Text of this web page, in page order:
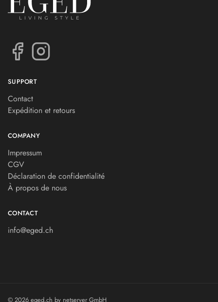
SUPPORT
Contact
Expédition et retours
COMPANY
Impressum
CGV
Déclaration de confidentialité
À propos de nous
CONTACT
info@eged.ch
© 2026 eged.ch by netserver GmbH